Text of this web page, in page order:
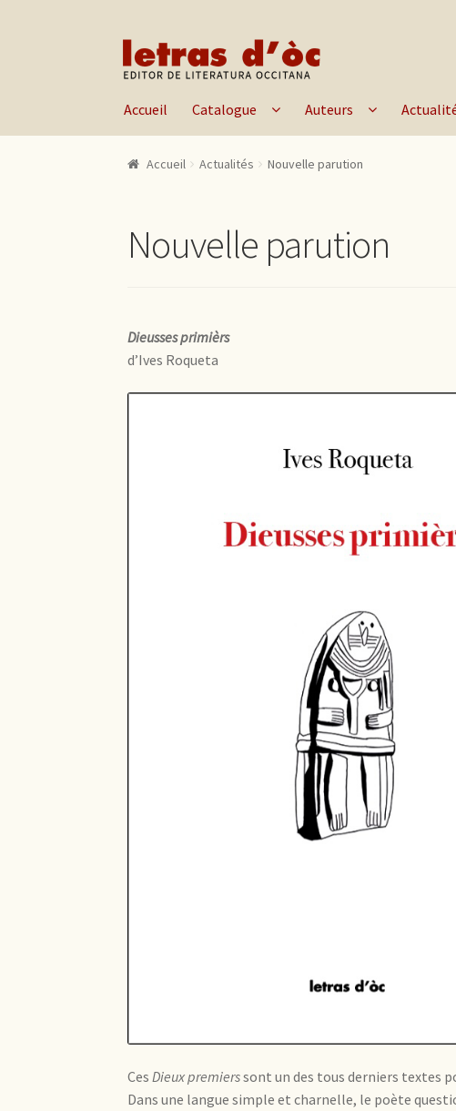
Aller à la navigation
Aller au contenu
Accueil Catalogue Auteurs
Accueil Actualités Nouvelle parution
Nouvelle parution
Dieusses primièrs
d’Ives Roqueta
Ces Dieux premierssont un des tous derniers textes
Dans une langue simple et charnelle, le poète